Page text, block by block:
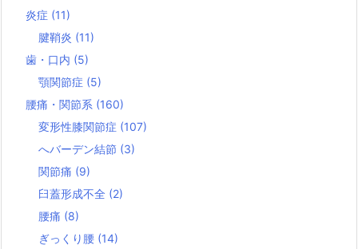
炎症 (11)
腱鞘炎 (11)
歯・口内 (5)
顎関節症 (5)
腰痛・関節系 (160)
変形性膝関節症 (107)
へバーデン結節 (3)
関節痛 (9)
臼蓋形成不全 (2)
腰痛 (8)
ぎっくり腰 (14)